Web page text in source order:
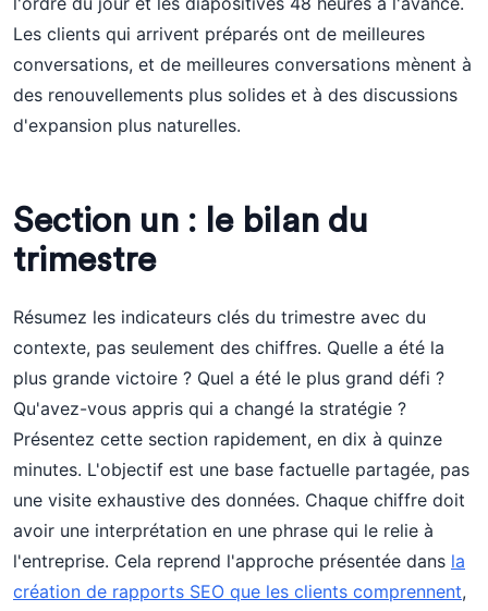
Les clients qui arrivent préparés ont de meilleures
conversations, et de meilleures conversations mènent à
des renouvellements plus solides et à des discussions
d'expansion plus naturelles.
Section un : le bilan du
trimestre
Résumez les indicateurs clés du trimestre avec du
contexte, pas seulement des chiffres. Quelle a été la
plus grande victoire ? Quel a été le plus grand défi ?
Qu'avez-vous appris qui a changé la stratégie ?
Présentez cette section rapidement, en dix à quinze
minutes. L'objectif est une base factuelle partagée, pas
une visite exhaustive des données. Chaque chiffre doit
avoir une interprétation en une phrase qui le relie à
l'entreprise. Cela reprend l'approche présentée dans la
création de rapports SEO que les clients comprennent,